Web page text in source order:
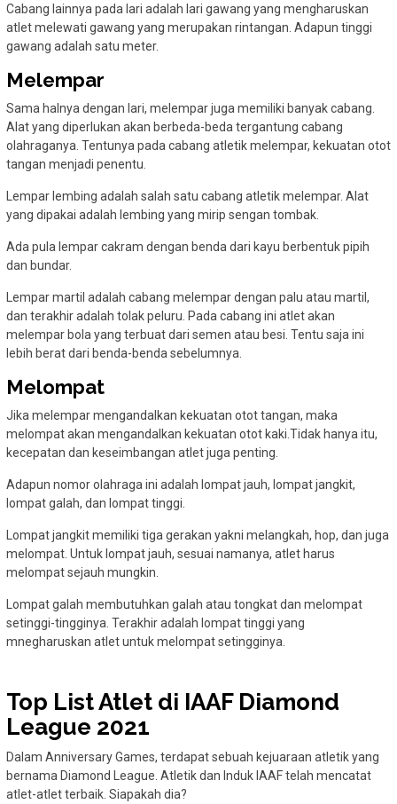
Cabang lainnya pada lari adalah lari gawang yang mengharuskan
atlet melewati gawang yang merupakan rintangan. Adapun tinggi
gawang adalah satu meter.
Melempar
Sama halnya dengan lari, melempar juga memiliki banyak cabang.
Alat yang diperlukan akan berbeda-beda tergantung cabang
olahraganya. Tentunya pada cabang atletik melempar, kekuatan otot
tangan menjadi penentu.
Lempar lembing adalah salah satu cabang atletik melempar. Alat
yang dipakai adalah lembing yang mirip sengan tombak.
Ada pula lempar cakram dengan benda dari kayu berbentuk pipih
dan bundar.
Lempar martil adalah cabang melempar dengan palu atau martil,
dan terakhir adalah tolak peluru. Pada cabang ini atlet akan
melempar bola yang terbuat dari semen atau besi. Tentu saja ini
lebih berat dari benda-benda sebelumnya.
Melompat
Jika melempar mengandalkan kekuatan otot tangan, maka
melompat akan mengandalkan kekuatan otot kaki.Tidak hanya itu,
kecepatan dan keseimbangan atlet juga penting.
Adapun nomor olahraga ini adalah lompat jauh, lompat jangkit,
lompat galah, dan lompat tinggi.
Lompat jangkit memiliki tiga gerakan yakni melangkah, hop, dan juga
melompat. Untuk lompat jauh, sesuai namanya, atlet harus
melompat sejauh mungkin.
Lompat galah membutuhkan galah atau tongkat dan melompat
setinggi-tingginya. Terakhir adalah lompat tinggi yang
mnegharuskan atlet untuk melompat setingginya.
Top List Atlet di IAAF Diamond
League 2021
Dalam Anniversary Games, terdapat sebuah kejuaraan atletik yang
bernama Diamond League. Atletik dan Induk IAAF telah mencatat
atlet-atlet terbaik. Siapakah dia?